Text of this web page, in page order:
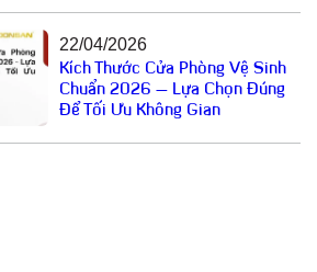
22/04/2026
Kích Thước Cửa Phòng Vệ Sinh
Chuẩn 2026 – Lựa Chọn Đúng
Để Tối Ưu Không Gian